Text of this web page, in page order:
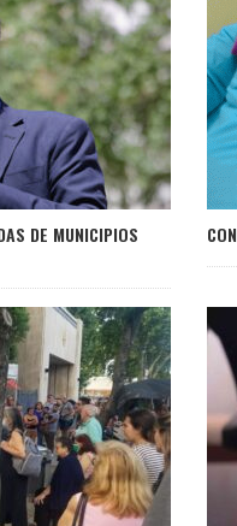
DE MUNICIPIOS